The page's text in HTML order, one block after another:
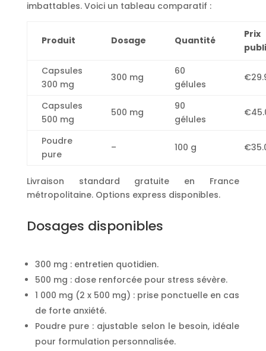
imbattables. Voici un tableau comparatif :
Produit Dosage Quantité
Prix
Capsules
300 mg
300 mg
60
gélules
Capsules
500 mg
500 mg
90
gélules
Poudre
pure
– 100 g
Livraison standard gratuite en France
métropolitaine. Options express disponibles.
Dosages disponibles
300 mg : entretien quotidien.
500 mg : dose renforcée pour stress sévère.
1 000 mg (2 x 500 mg) : prise ponctuelle en cas
de forte anxiété.
Poudre pure : ajustable selon le besoin, idéale
pour formulation personnalisée.